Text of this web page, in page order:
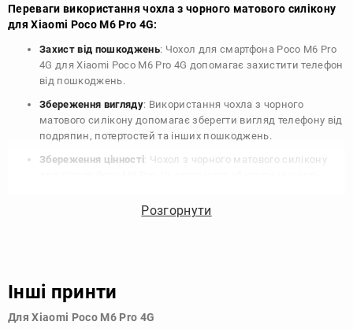
Переваги використання чохла з чорного матового силікону
для Xiaomi Poco M6 Pro 4G:
Захист від пошкоджень: Чохол для смартфона Poco M6 Pro
4G для Xiaomi Poco M6 Pro 4G допомагає захистити телефон
від пошкоджень.
Збереження вигляду: Використання чохла з чорного
матового силікону допомагає зберегти вигляд телефону від
подряпин, потертостей та інших пошкоджень.
Збереження цінності: Чохол з чорного матового силікону
планують продати свій пристрій в майбутньому.
Узагалі, чохол для телефону - це дуже корисний аксесуар, який
допомагає захистити ваш пристрій, зберегти його цінність і
Розгорнути
Інші принти
Для Xiaomi Poco M6 Pro 4G